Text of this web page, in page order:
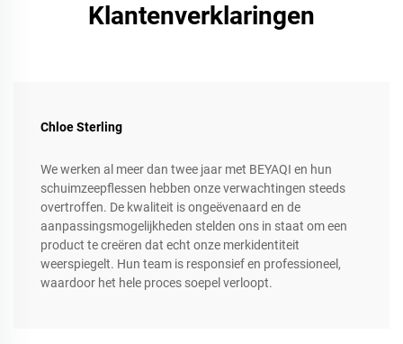
Klantenverklaringen
Chloe Sterling
We werken al meer dan twee jaar met BEYAQI en hun
schuimzeepflessen hebben onze verwachtingen steeds
overtroffen. De kwaliteit is ongeëvenaard en de
aanpassingsmogelijkheden stelden ons in staat om een
product te creëren dat echt onze merkidentiteit
weerspiegelt. Hun team is responsief en professioneel,
waardoor het hele proces soepel verloopt.